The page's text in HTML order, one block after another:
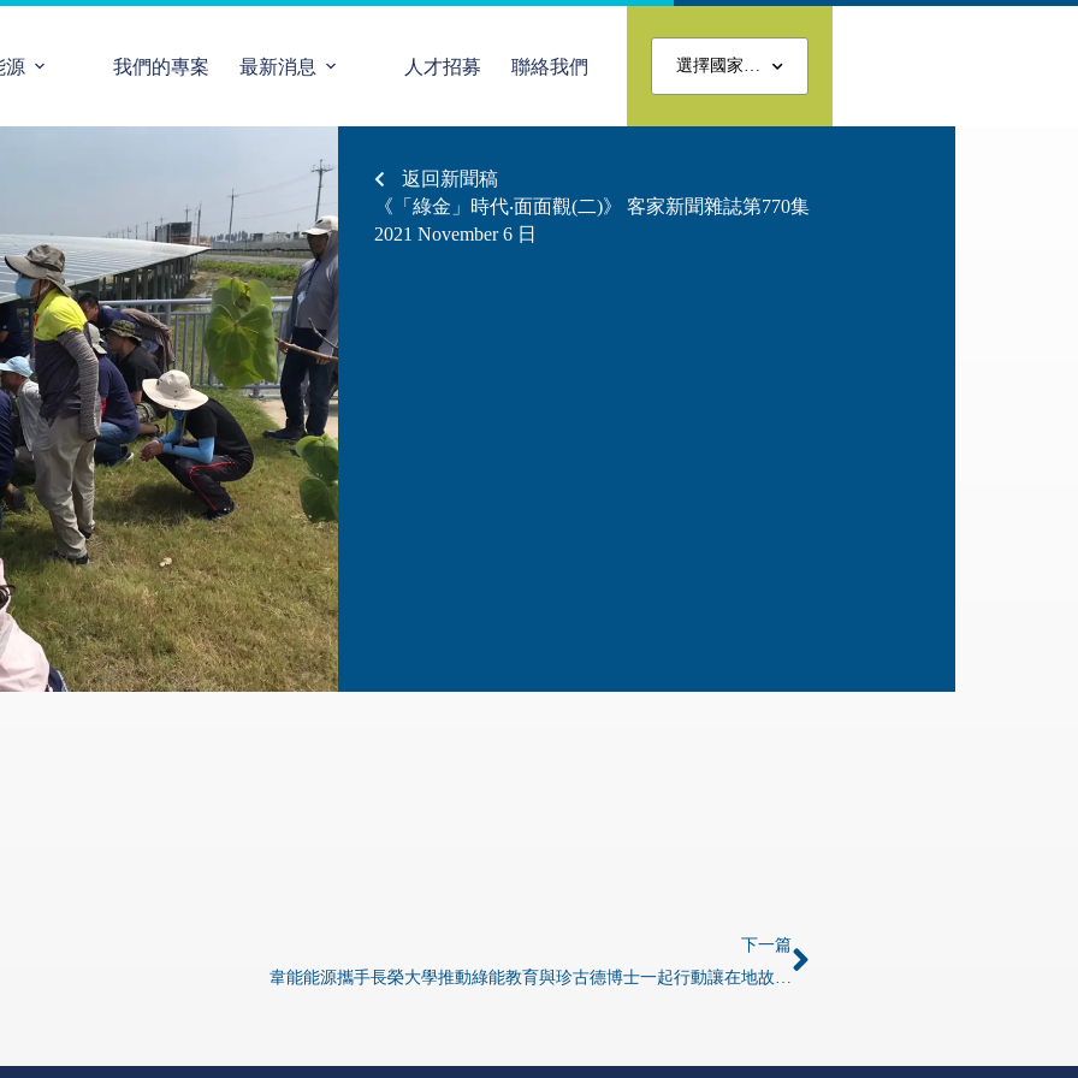
源 我們的專案 最新消息 人才招募 聯絡我們 選擇國家…
返回新聞稿
《「綠金」時代‧面面觀(二)》 客家新聞雜誌第770集
2021 November 6 日
下一篇
韋能能源攜手長榮大學推動綠能教育與珍古德博士一起行動讓在地故事走向國際舞台